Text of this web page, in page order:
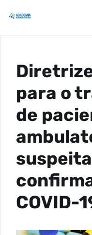
para o
de
COVID-